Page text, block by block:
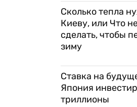
Сколько тепла
Киеву, или Что
сделать, чтобы
зиму
Ставка на
Япония
триллионы